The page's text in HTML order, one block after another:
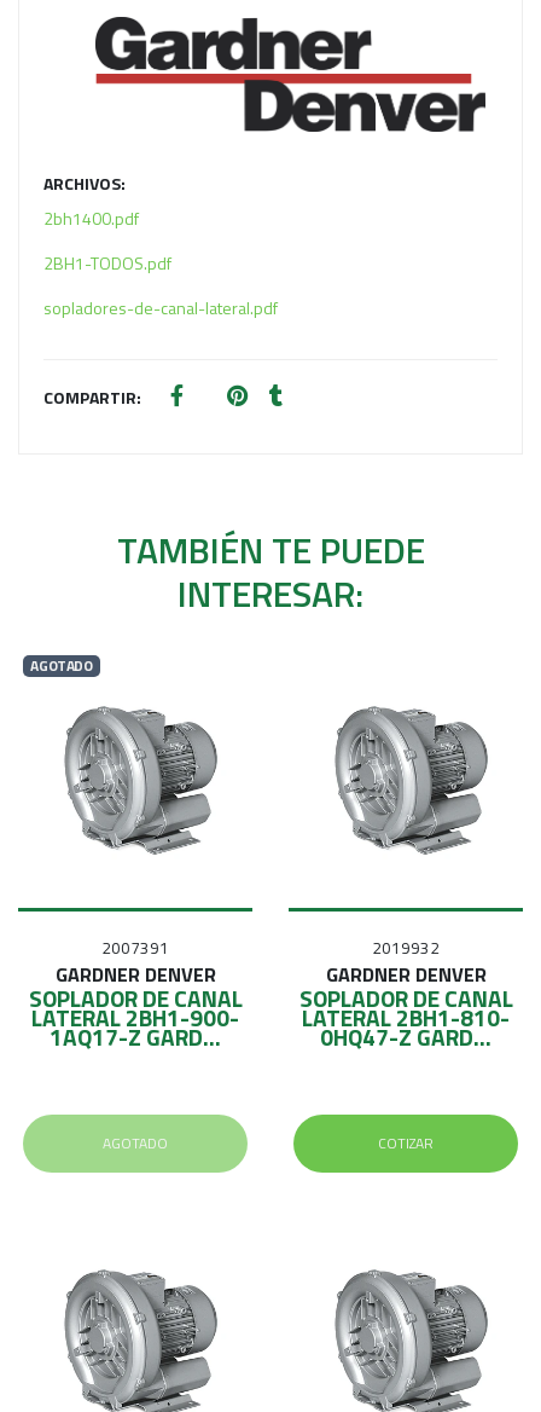
ARCHIVOS:
2bh1400.pdf
2BH1-TODOS.pdf
sopladores-de-canal-lateral.pdf
COMPARTIR:
TAMBIÉN TE PUEDE
INTERESAR:
AGOTADO
2007391
GARDNER DENVER
SOPLADOR DE CANAL
LATERAL 2BH1-900-
1AQ17-Z GARD...
AGOTADO
2019932
GARDNER DENVER
SOPLADOR DE CANAL
LATERAL 2BH1-810-
0HQ47-Z GARD...
COTIZAR